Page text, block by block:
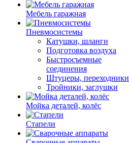
Мебель гаражная
Пневмосистемы
Катушки, шланги
Подготовка воздуха
Быстросъемные
соединения
Штуцеры, переходники
Тройники, заглушки
Мойка деталей, колёс
Стапели